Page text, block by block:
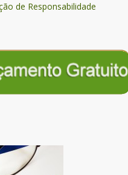
de Responsabilidade